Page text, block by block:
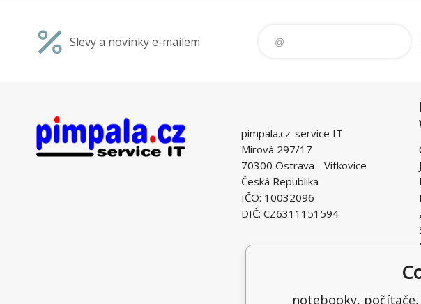
Slevy a novinky e-mailem
pimpala.cz-service IT
Mírová 297/17
70300 Ostrava - Vítkovice
Česká Republika
IČO: 10032096
DIČ: CZ6311151594
notebooky,